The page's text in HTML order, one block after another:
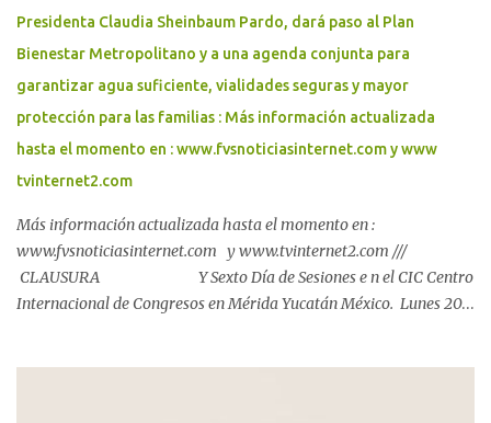
Presidenta Claudia Sheinbaum Pardo, dará paso al Plan
Bienestar Metropolitano y a una agenda conjunta para
garantizar agua suficiente, vialidades seguras y mayor
protección para las familias : Más información actualizada
hasta el momento en : www.fvsnoticiasinternet.com y www
tvinternet2.com
Más información actualizada hasta el momento en :
www.fvsnoticiasinternet.com y www.tvinternet2.com ///
CLAUSURA Y Sexto Día de Sesiones e n el CIC Centro
Internacional de Congresos en Mérida Yucatán México. Lunes 20